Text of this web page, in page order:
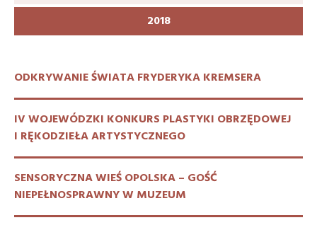
2018
ODKRYWANIE ŚWIATA FRYDERYKA KREMSERA
IV WOJEWÓDZKI KONKURS PLASTYKI OBRZĘDOWEJ
I RĘKODZIEŁA ARTYSTYCZNEGO
SENSORYCZNA WIEŚ OPOLSKA – GOŚĆ
NIEPEŁNOSPRAWNY W MUZEUM